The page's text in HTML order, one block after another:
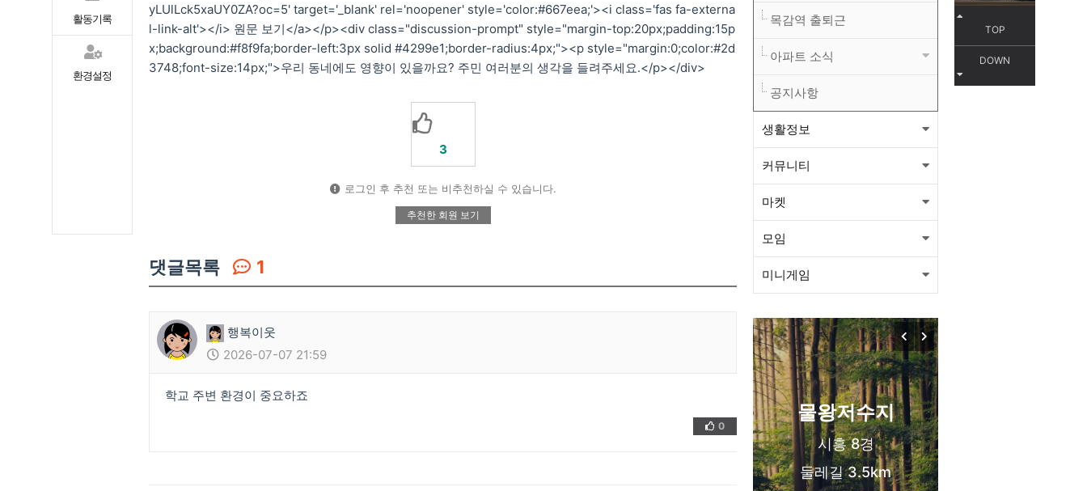
활동기록
환경설정
TOP
DOWN
yLUlLck5xaUY0ZA?oc=5' target='_blank' rel='noopener' style='color:#667eea;'><i class='fas fa-externa
l-link-alt'></i> 원문 보기</a></p><div class="discussion-prompt" style="margin-top:20px;padding:15p
x;background:#f8f9fa;border-left:3px solid #4299e1;border-radius:4px;"><p style="margin:0;color:#2d
3748;font-size:14px;">우리 동네에도 영향이 있을까요? 주민 여러분의 생각을 들려주세요.</p></div>
3
로그인 후 추천 또는 비추천하실 수 있습니다.
추천한 회원 보기
댓글목록 1
행복이웃
2026-07-07 21:59
학교 주변 환경이 중요하죠
👍 ❤️
0
목감역 출퇴근
아파트 소식
공지사항
생활정보
커뮤니티
마켓
모임
미니게임
물왕저수지
시흥 8경
둘레길 3.5km